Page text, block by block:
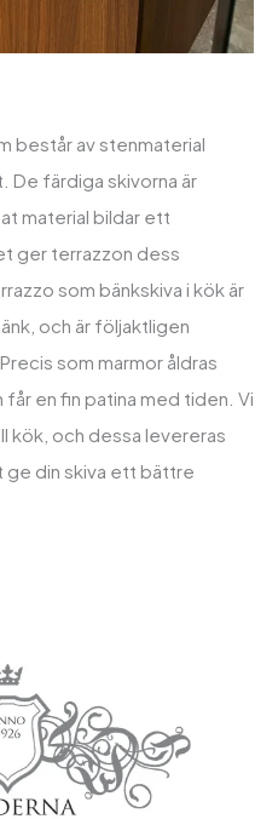
består av stenmaterial
De färdiga skivorna är
material bildar ett
ger terrazzon dess
som bänkskiva i kök är
och är följaktligen
som marmor åldras
en fin patina med tiden. Vi
kök, och dessa levereras
din skiva ett bättre